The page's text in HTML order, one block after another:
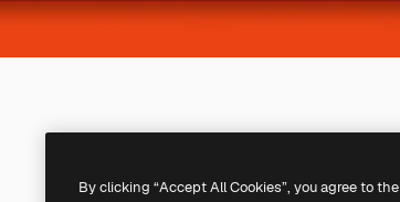
By clicking “Accept All Cookies”, you agree to